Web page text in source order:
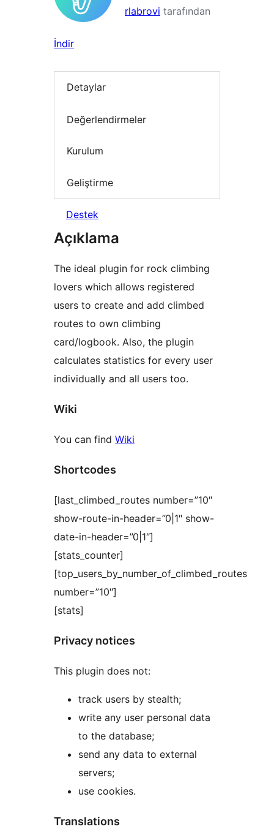
rlabrovi tarafından
İndir
Detaylar
Değerlendirmeler
Kurulum
Geliştirme
Destek
Açıklama
The ideal plugin for rock climbing
lovers which allows registered
users to create and add climbed
routes to own climbing
card/logbook. Also, the plugin
calculates statistics for every user
individually and all users too.
Wiki
You can find Wiki
Shortcodes
[last_climbed_routes number=”10″
show-route-in-header=”0|1″ show-
date-in-header=”0|1″]
[stats_counter]
[top_users_by_number_of_climbed_routes
number=”10″]
[stats]
Privacy notices
This plugin does not:
track users by stealth;
write any user personal data
to the database;
send any data to external
servers;
use cookies.
Translations